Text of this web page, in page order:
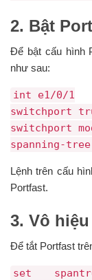
2. Bật
Để bật cấu hình
như sau:
int e1/0/1
switchport
switchport
spanning-
Lệnh trên cấu
Portfast.
3. Vô
Để tắt Portfast
set